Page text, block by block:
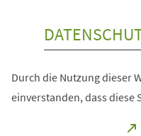
Durch die Nutzung dieser
einverstanden, dass diese